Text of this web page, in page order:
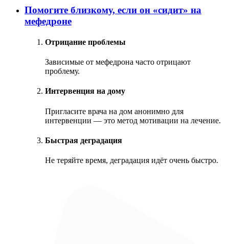
Помогите близкому, если он «сидит» на
мефедроне
Отрицание проблемы
Зависимые от мефедрона часто отрицают
проблему.
Интервенция на дому
Пригласите врача на дом анонимно для
интервенции — это метод мотивации на лечение.
Быстрая деградация
Не теряйте время, деградация идёт очень быстро.